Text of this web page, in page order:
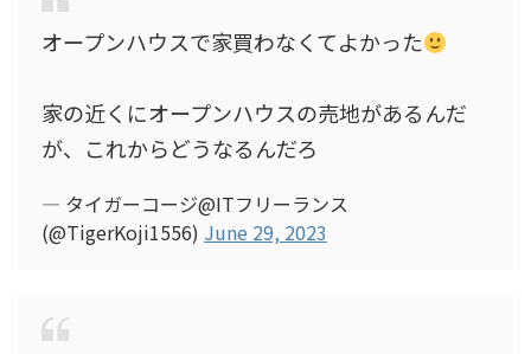
オープンハウスで家買わなくてよかった
家の近くにオープンハウスの売地があるんだ
が、これからどうなるんだろ
— タイガーコージ@ITフリーランス
(@TigerKoji1556) June 29, 2023